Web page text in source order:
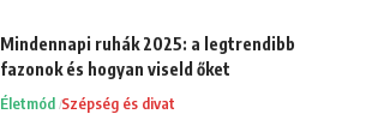
Mindennapi ruhák 2025: a legtrendibb
fazonok és hogyan viseld őket
Életmód Szépség és divat